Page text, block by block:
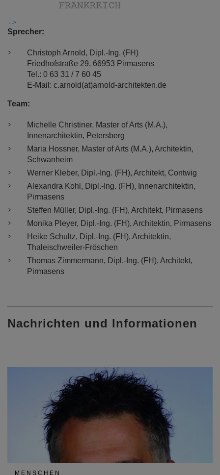
Sprecher:
Christoph Arnold, Dipl.-Ing. (FH)
Friedhofstraße 29, 66953 Pirmasens
Tel.: 0 63 31 / 7 60 45
E-Mail: c.arnold(at)arnold-architekten.de
Team:
Michelle Christiner, Master of Arts (M.A.),
Innenarchitektin, Petersberg
Maria Hossner, Master of Arts (M.A.), Architektin,
Schwanheim
Werner Kleber, Dipl.-Ing. (FH), Architekt, Contwig
Alexandra Kohl, Dipl.-Ing. (FH), Innenarchitektin,
Pirmasens
Steffen Müller, Dipl.-Ing. (FH), Architekt, Pirmasens
Monika Pleyer, Dipl.-Ing. (FH), Architektin, Pirmasens
Heike Schultz, Dipl.-Ing. (FH), Architektin,
Thaleischweiler-Fröschen
Thomas Zimmermann, Dipl.-Ing. (FH), Architekt,
Pirmasens
Nachrichten und Informationen
MENSCHEN